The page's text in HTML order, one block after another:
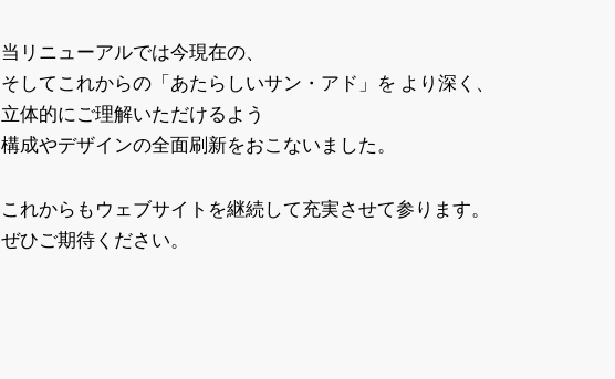
当リニューアルでは今現在の、
そしてこれからの「あたらしいサン・アド」を より深く、
立体的にご理解いただけるよう
構成やデザインの全面刷新をおこないました。
これからもウェブサイトを継続して充実させて参ります。
ぜひご期待ください。